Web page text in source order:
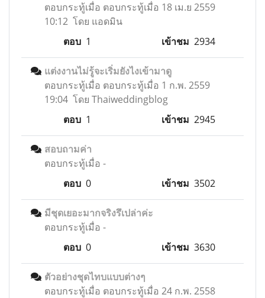
ตอบกระทู้เมื่อ ตอบกระทู้เมื่อ 18 เม.ย 2559
10:12 โดย แอดมิน
ตอบ 1 เข้าชม 2934
แต่งงานไม่รู้จะเริ่มยังไงเข้ามาดู
ตอบกระทู้เมื่อ ตอบกระทู้เมื่อ 1 ก.พ. 2559
19:04 โดย Thaiweddingblog
ตอบ 1 เข้าชม 2945
สอบถามค่า
ตอบกระทู้เมื่อ -
ตอบ 0 เข้าชม 3502
มีชุดเยอะมากจริงรึเปล่าค่ะ
ตอบกระทู้เมื่อ -
ตอบ 0 เข้าชม 3630
ตัวอย่างชุดไทบแบบต่างๆ
ตอบกระทู้เมื่อ ตอบกระทู้เมื่อ 24 ก.พ. 2558